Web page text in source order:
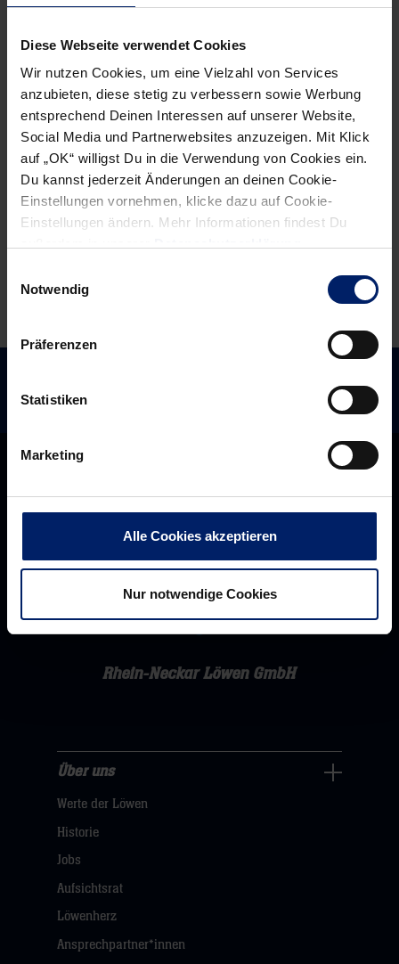
Diese Webseite verwendet Cookies
Wir nutzen Cookies, um eine Vielzahl von Services
anzubieten, diese stetig zu verbessern sowie Werbung
entsprechend Deinen Interessen auf unserer Website,
Social Media und Partnerwebsites anzuzeigen. Mit Klick
auf „OK“ willigst Du in die Verwendung von Cookies ein.
Du kannst jederzeit Änderungen an deinen Cookie-
Einstellungen vornehmen, klicke dazu auf Cookie-
Einstellungen ändern. Mehr Informationen findest Du
Notwendig
Präferenzen
Statistiken
Marketing
Alle Cookies akzeptieren
Nur notwendige Cookies
navigation
„Handball
macht
mich
nicht
mehr
glücklich“
praktisch
verspielt
Rhein-Neckar Löwen GmbH
uns
Navigation
öffnen,
hier
Über uns
Werte der Löwen
Historie
Jobs
Aufsichtsrat
Löwenherz
Ansprechpartner*innen